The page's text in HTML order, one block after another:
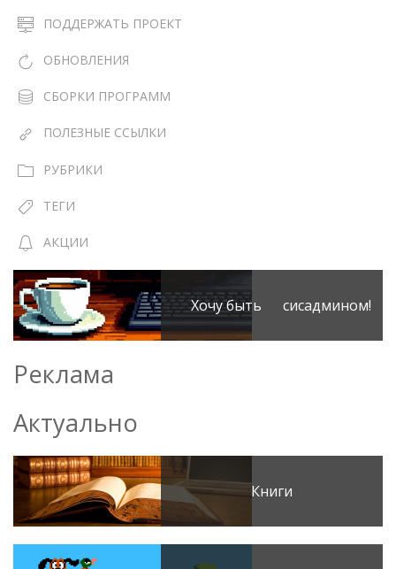
ПОДДЕРЖАТЬ ПРОЕКТ
ОБНОВЛЕНИЯ
СБОРКИ ПРОГРАММ
ПОЛЕЗНЫЕ ССЫЛКИ
РУБРИКИ
ТЕГИ
АКЦИИ
Хочу быть сисадмином!
Реклама
Актуально
Книги